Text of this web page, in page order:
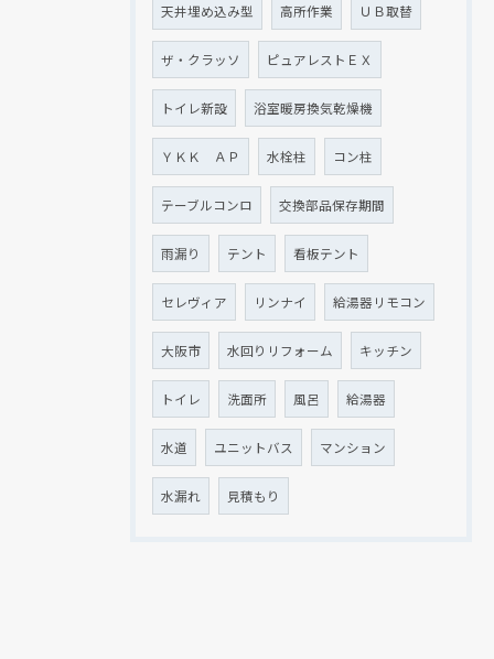
天井埋め込み型 高所作業 ＵＢ取替
ザ・クラッソ ピュアレストＥＸ
トイレ新設 浴室暖房換気乾燥機
ＹＫＫ ＡＰ 水栓柱 コン柱
テーブルコンロ 交換部品保存期間
雨漏り テント 看板テント
セレヴィア リンナイ 給湯器リモコン
大阪市 水回りリフォーム キッチン
トイレ 洗面所 風呂 給湯器
水道 ユニットバス マンション
水漏れ 見積もり